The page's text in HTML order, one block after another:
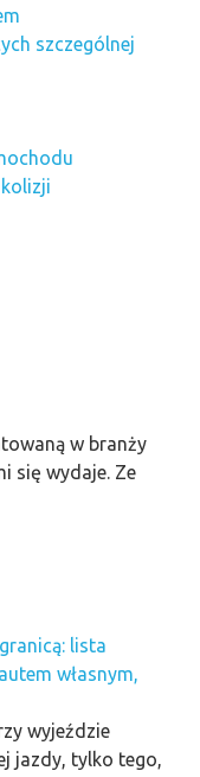
szczególnej
w branży
się wydaje. Ze
lista
własnym,
wyjeździe
jazdy, tylko tego,